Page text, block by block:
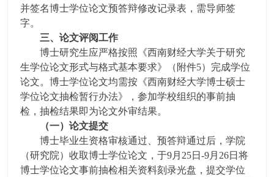
并签名博士学位论文预答辩修改记录表，需导师签
字。
三、论文评阅工作
博士研究生应严格按照《西南财经大学关于研究
生学位论文形式与格式基本要求》（附件5）完成学位
论文。博士学位论文均需按《西南财经大学博士硕士
学位论文抽检暂行办法》，参加学校组织的事前抽
检，抽检结果即为论文外审结果。
（一）论文提交
博士毕业生资格审核通过、预答辩通过后，学院
（研究院）收取博士学位论文，于9月25日-9月26日将
博士学位论文事前抽检相关资料刻录光盘，提交学位